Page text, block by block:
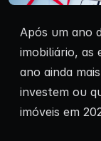
Após um ano
imobiliário, as
ano ainda
investem ou
imóveis em